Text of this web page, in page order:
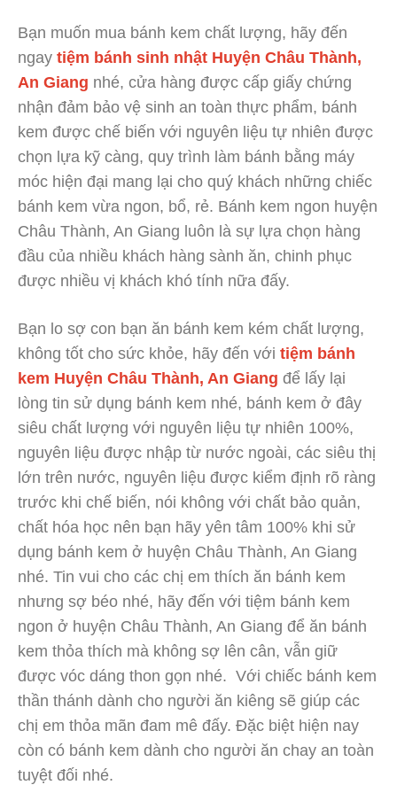
Bạn muốn mua bánh kem chất lượng, hãy đến
ngay tiệm bánh sinh nhật Huyện Châu Thành,
An Giang nhé, cửa hàng được cấp giấy chứng
nhận đảm bảo vệ sinh an toàn thực phẩm, bánh
kem được chế biến với nguyên liệu tự nhiên được
chọn lựa kỹ càng, quy trình làm bánh bằng máy
móc hiện đại mang lại cho quý khách những chiếc
bánh kem vừa ngon, bổ, rẻ. Bánh kem ngon huyện
Châu Thành, An Giang luôn là sự lựa chọn hàng
đầu của nhiều khách hàng sành ăn, chinh phục
được nhiều vị khách khó tính nữa đấy.
Bạn lo sợ con bạn ăn bánh kem kém chất lượng,
không tốt cho sức khỏe, hãy đến với tiệm bánh
kem Huyện Châu Thành, An Giang để lấy lại
lòng tin sử dụng bánh kem nhé, bánh kem ở đây
siêu chất lượng với nguyên liệu tự nhiên 100%,
nguyên liệu được nhập từ nước ngoài, các siêu thị
lớn trên nước, nguyên liệu được kiểm định rõ ràng
trước khi chế biến, nói không với chất bảo quản,
chất hóa học nên bạn hãy yên tâm 100% khi sử
dụng bánh kem ở huyện Châu Thành, An Giang
nhé. Tin vui cho các chị em thích ăn bánh kem
nhưng sợ béo nhé, hãy đến với tiệm bánh kem
ngon ở huyện Châu Thành, An Giang để ăn bánh
kem thỏa thích mà không sợ lên cân, vẫn giữ
được vóc dáng thon gọn nhé. Với chiếc bánh kem
thần thánh dành cho người ăn kiêng sẽ giúp các
chị em thỏa mãn đam mê đấy. Đặc biệt hiện nay
còn có bánh kem dành cho người ăn chay an toàn
tuyệt đối nhé.